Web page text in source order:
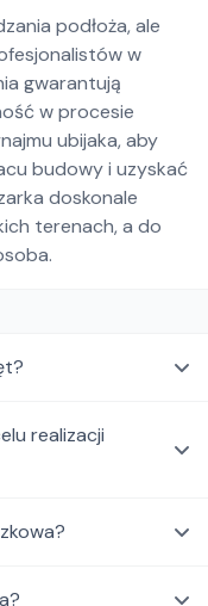
podłoża, ale
w
gwarantują
w procesie
ubijaka, aby
budowy i uzyskać
doskonale
terenach, a do
realizacji